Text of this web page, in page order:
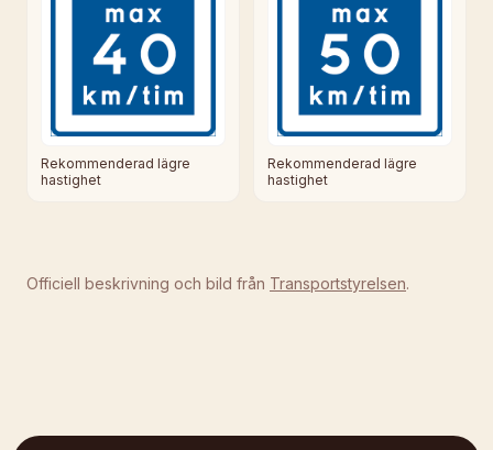
Rekommenderad lägre
hastighet
Rekommenderad lägre
hastighet
Officiell beskrivning och bild från Transportstyrelsen.